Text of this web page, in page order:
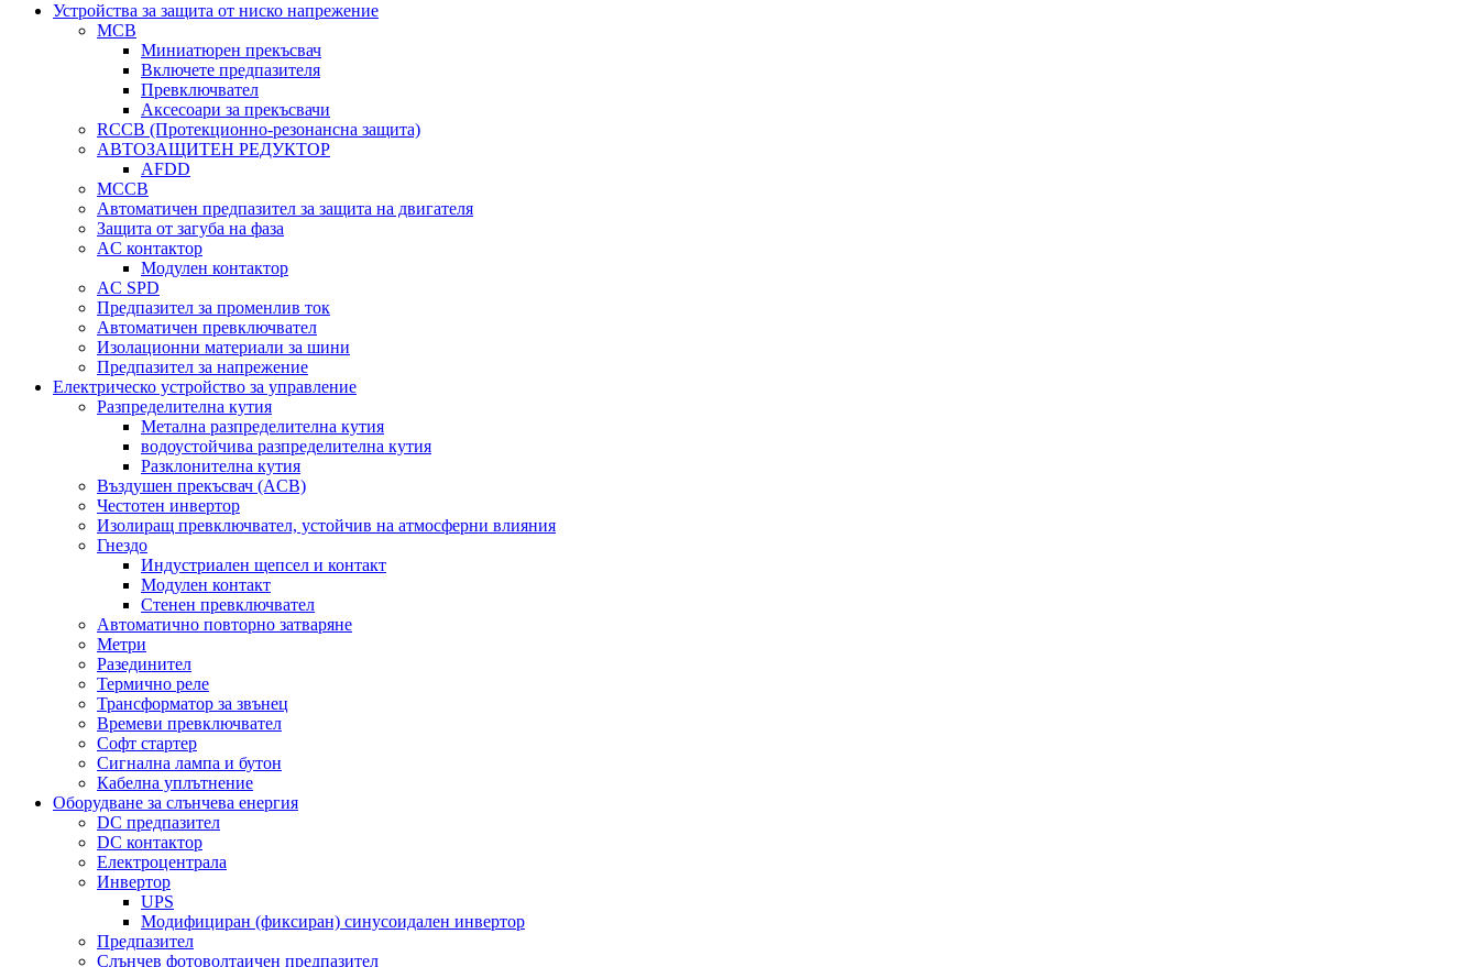
Устройства за защита от ниско напрежение
MCB
Миниатюрен прекъсвач
Включете предпазителя
Превключвател
Аксесоари за прекъсвачи
RCCB (Протекционно-резонансна защита)
АВТОЗАЩИТЕН РЕДУКТОР
AFDD
MCCB
Автоматичен предпазител за защита на двигателя
Защита от загуба на фаза
AC контактор
Модулен контактор
AC SPD
Предпазител за променлив ток
Автоматичен превключвател
Изолационни материали за шини
Предпазител за напрежение
Електрическо устройство за управление
Разпределителна кутия
Метална разпределителна кутия
водоустойчива разпределителна кутия
Разклонителна кутия
Въздушен прекъсвач (ACB)
Честотен инвертор
Изолиращ превключвател, устойчив на атмосферни влияния
Гнездо
Индустриален щепсел и контакт
Модулен контакт
Стенен превключвател
Автоматично повторно затваряне
Метри
Разединител
Термично реле
Трансформатор за звънец
Времеви превключвател
Софт стартер
Сигнална лампа и бутон
Кабелна уплътнение
Оборудване за слънчева енергия
DC предпазител
DC контактор
Електроцентрала
Инвертор
UPS
Модифициран (фиксиран) синусоидален инвертор
Предпазител
Слънчев фотоволтаичен предпазител